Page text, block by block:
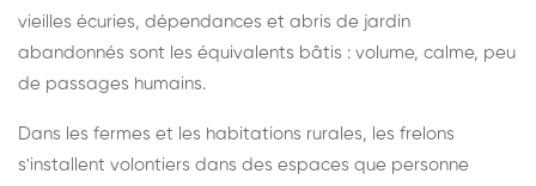
vieilles écuries, dépendances et abris de jardin
abandonnés sont les équivalents bâtis : volume, calme, peu
de passages humains.
Dans les fermes et les habitations rurales, les frelons
s'installent volontiers dans des espaces que personne